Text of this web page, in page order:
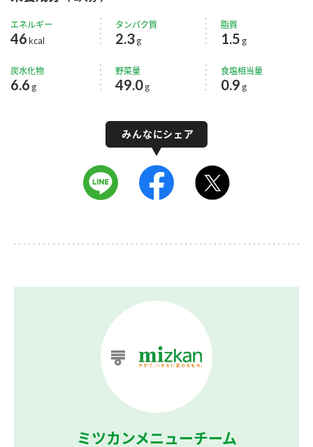
エネルギー
46kcal
タンパク質
2.3g
脂質
1.5 g
炭水化物
6.6 g
野菜量
49.0g
食塩相当量
0.9 g
ミツカンメニューチーム